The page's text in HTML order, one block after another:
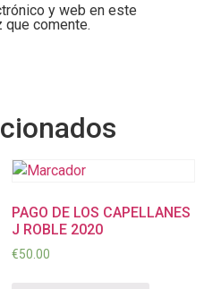
y web en este
que comente.
PAGO DE LOS CAPELLANES
J ROBLE 2020
€50.00